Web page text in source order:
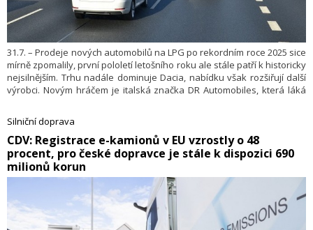
31.7. – Prodeje nových automobilů na LPG po rekordním roce 2025 sice
mírně zpomalily, první pololetí letošního roku ale stále patří k historicky
nejsilnějším. Trhu nadále dominuje Dacia, nabídku však rozšiřují další
výrobci. Novým hráčem je italská značka DR Automobiles, která láká
Silniční doprava
​CDV: Registrace e-kamionů v EU vzrostly o 48
procent, pro české dopravce je stále k dispozici 690
milionů korun